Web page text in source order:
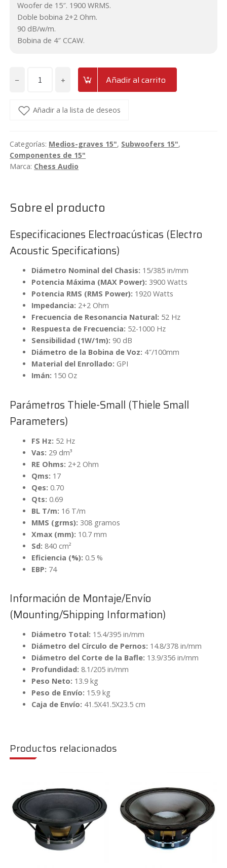
Woofer de 15″. 1900 WRMS.
Doble bobina 2+2 Ohm.
90 dB/w/m.
Bobina de 4″ CCAW.
−
Subwoofer/Grave
15"
Audio
SWP1522
+ Añadir al carrito
Añadir a la lista de deseos
Categorías: Medios-graves 15", Subwoofers 15",
Componentes de 15"
Marca: Chess Audio
Sobre el producto
Especificaciones Electroacústicas (Electro
Acoustic Specifications)
Diámetro Nominal del Chasis: 15/385 in/mm
Potencia Máxima (MAX Power): 3900 Watts
Potencia RMS (RMS Power): 1920 Watts
Impedancia: 2+2 Ohm
Frecuencia de Resonancia Natural: 52 Hz
Respuesta de Frecuencia: 52-1000 Hz
Sensibilidad (1W/1m): 90 dB
Diámetro de la Bobina de Voz: 4″/100mm
Material del Enrollado: GPI
Imán: 150 Oz
Parámetros Thiele-Small (Thiele Small
Parameters)
FS Hz: 52 Hz
Vas: 29 dm³
RE Ohms: 2+2 Ohm
Qms: 17
Qes: 0.70
Qts: 0.69
BL T/m: 16 T/m
MMS (grms): 308 gramos
Xmax (mm): 10.7 mm
Sd: 840 cm²
Eficiencia (%): 0.5 %
EBP: 74
Información de Montaje/Envío
(Mounting/Shipping Information)
Diámetro Total: 15.4/395 in/mm
Diámetro del Círculo de Pernos: 14.8/378 in/mm
Diámetro del Corte de la Bafle: 13.9/356 in/mm
Profundidad: 8.1/205 in/mm
Peso Neto: 13.9 kg
Peso de Envío: 15.9 kg
Caja de Envío: 41.5X41.5X23.5 cm
Productos relacionados